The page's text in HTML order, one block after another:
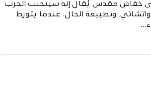
خفاش مقدس يُقال إنه سيتجنب الحرب
وبطبيعة الحال، عندما يتورط